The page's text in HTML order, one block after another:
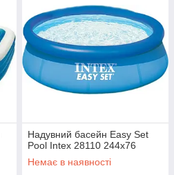
Надувний басейн Easy Set
Pool Intex 28110 244х76
Немає в наявності